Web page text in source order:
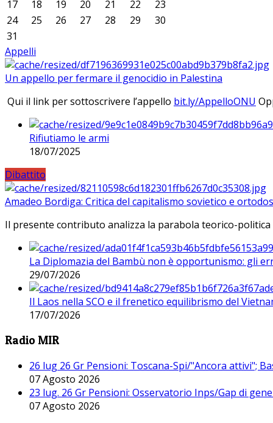
17 18 19 20 21 22
23
24
25 26 27 28 29
30
31
Appelli
Un appello per fermare il genocidio in Palestina
Qui il link per sottoscrivere l’appello bit.ly/AppelloONU
Rifiutiamo le armi
18/07/2025
Dibattito
Amadeo Bordiga: Critica del capitalismo sovietico e
Il presente contributo analizza la parabola teorico-
La Diplomazia del Bambù non è opportunismo: gli
29/07/2026
Il Laos nella SCO e il frenetico equilibrismo del
17/07/2026
Radio MIR
26 lug 26 Gr Pensioni: Toscana-Spi/"Ancora attivi";
07 Agosto 2026
23 lug. 26 Gr Pensioni: Osservatorio Inps/Gap di
07 Agosto 2026